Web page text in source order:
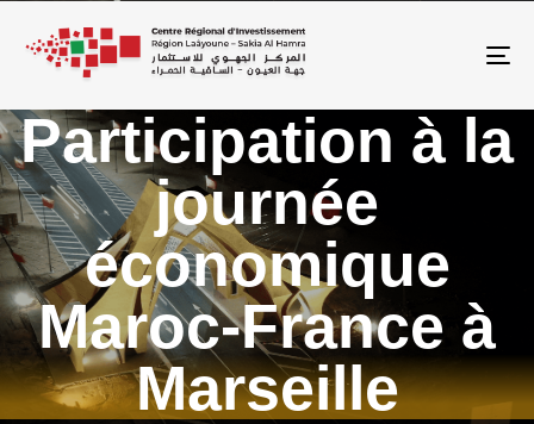
Participation à la
journée
économique
Maroc-France à
Marseille